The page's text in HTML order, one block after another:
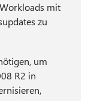
mit
zu
um
R2 in